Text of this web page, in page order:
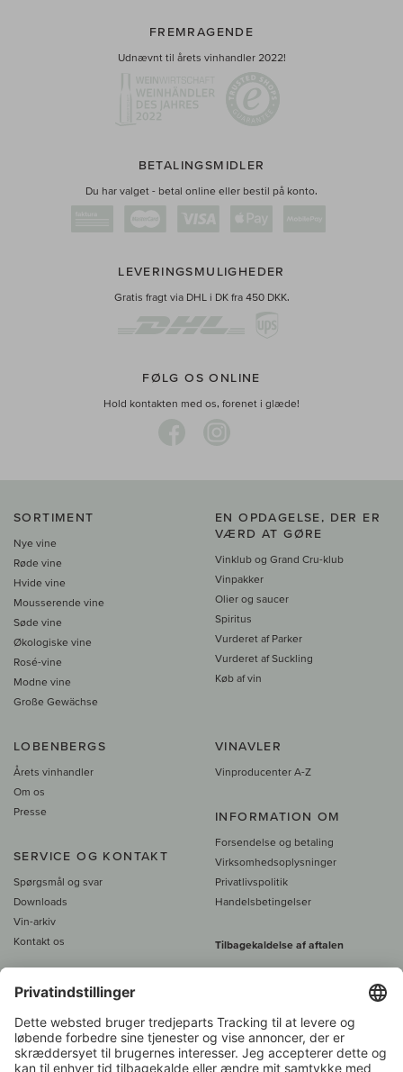
FREMRAGENDE
Udnævnt til årets vinhandler 2022!
BETALINGSMIDLER
Du har valget - betal online eller bestil på konto.
LEVERINGSMULIGHEDER
Gratis fragt via DHL i DK fra 450 DKK.
FØLG OS ONLINE
Hold kontakten med os, forenet i glæde!
SORTIMENT
Nye vine
Røde vine
Hvide vine
Mousserende vine
Søde vine
Økologiske vine
Rosé-vine
Modne vine
Große Gewächse
EN OPDAGELSE, DER ER
VÆRD AT GØRE
Vinklub og Grand Cru-klub
Vinpakker
Olier og saucer
Spiritus
Vurderet af Parker
Vurderet af Suckling
Køb af vin
LOBENBERGS
Årets vinhandler
Om os
Presse
SERVICE OG KONTAKT
Spørgsmål og svar
Downloads
Vin-arkiv
Kontakt os
VINAVLER
Vinproducenter A-Z
INFORMATION OM
Forsendelse og betaling
Virksomhedsoplysninger
Privatlivspolitik
Handelsbetingelser
Tilbagekaldelse af aftalen
Alle priser er inkl. moms, plus 39
450 DKK gratis fragt